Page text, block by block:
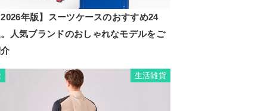
年版】スーツケースのおすすめ24
人気ブランドのおしゃれなモデルをご
生活雑貨